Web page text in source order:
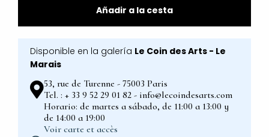
Añadir a la cesta
Disponible en la galería Le Coin des Arts - Le
Marais
53, rue de Turenne - 75003 Paris
Tel. : + 33 9 52 29 01 82 - info@lecoindesarts.com
Horario: de martes a sábado, de 11:00 a 13:00 y
de 14:00 a 19:00
Voir carte et accès